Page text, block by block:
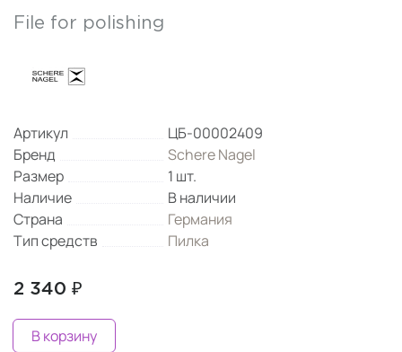
File for polishing
Артикул
ЦБ-00002409
Бренд
Schere Nagel
Размер
1 шт.
Наличие
В наличии
Страна
Германия
Тип средств
Пилка
2 340 ₽
В корзину